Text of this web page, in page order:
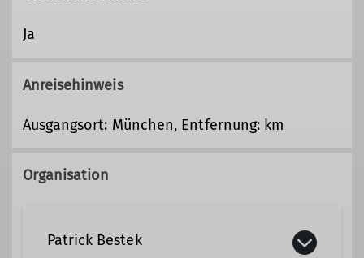
Ja
Anreisehinweis
Ausgangsort: München, Entfernung: km
Organisation
Patrick Bestek